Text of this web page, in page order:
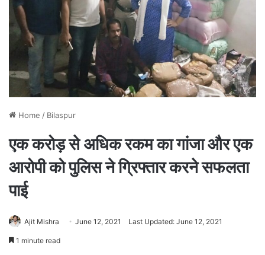
Home / Bilaspur
एक करोड़ से अधिक रकम का गांजा और एक
आरोपी को पुलिस ने ग्रिफ्तार करने सफलता
पाई
Ajit Mishra June 12, 2021 Last Updated: June 12, 2021
1 minute read